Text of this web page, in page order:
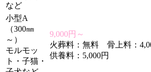
など
小型A
（300㎜
～）
モルモッ
ト・子猫・
9,000円～
火葬料：無料 骨上料：
供養料：5,000円